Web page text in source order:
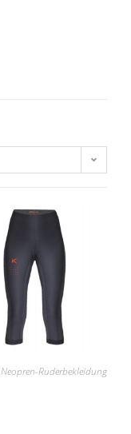
Neopren-Ruderbekleidung